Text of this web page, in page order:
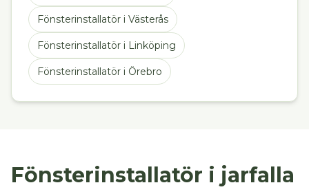
Fönsterinstallatör i Västerås
Fönsterinstallatör i Linköping
Fönsterinstallatör i Örebro
Fönsterinstallatör i jarfalla